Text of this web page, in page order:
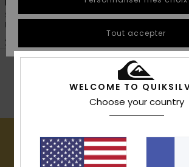
tailles
une
conversation
obtenir la
plus rapide
à votre
Démarrer
une
conversation
Paramo Stretch 20K
Salopette de snow technique
Noir Homme
280,00 €
Paramo
Salopette
RECHERCHES POPULAIRES
WELCOME TO
Choose your country
Tout accepter